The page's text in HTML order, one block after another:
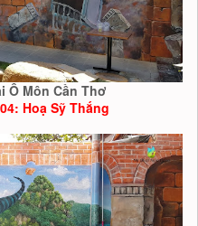
Ô Môn Cần Thơ
Hoạ Sỹ Thắng